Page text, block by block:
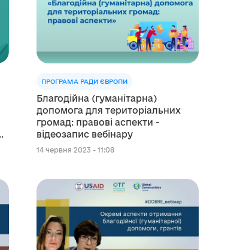
ПРОГРАМА РАДИ ЄВРОПИ
Благодійна (гуманітарна)
допомога для територіальних
громад: правові аспекти -
відеозапис вебінару
14 червня 2023 - 11:08